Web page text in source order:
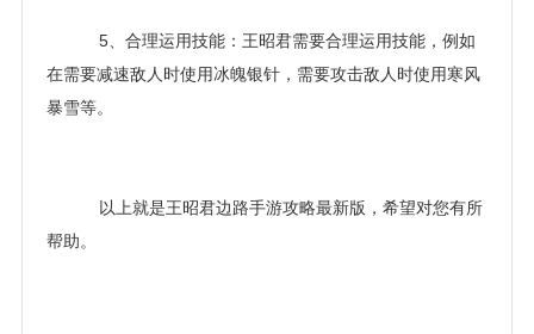
5、合理运用技能：王昭君需要合理运用技能，例如
在需要减速敌人时使用冰魄银针，需要攻击敌人时使用寒风
暴雪等。
以上就是王昭君边路手游攻略最新版，希望对您有所
帮助。